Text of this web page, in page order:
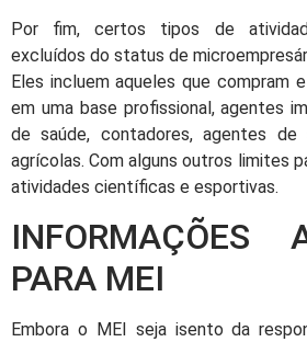
Por fim, certos tipos de
excluídos do status de
Eles incluem aqueles que compram
em uma base profissional, agentes
de saúde, contadores, agentes de
agrícolas. Com alguns outros limites
atividades científicas e esportivas.
INFORMAÇÕES
PARA MEI
Embora o MEI seja isento da